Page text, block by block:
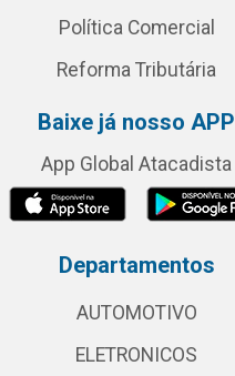
Política Comercial
Reforma Tributária
Baixe já nosso APP
App Global Atacadista
Departamentos
AUTOMOTIVO
ELETRONICOS